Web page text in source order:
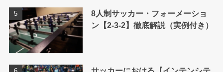
8人制サッカー・フォーメーショ
ン【2-3-2】徹底解説（実例付き）